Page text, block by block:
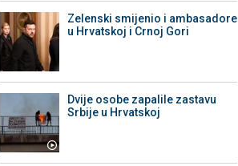
Zelenski smijenio i ambasadore
u Hrvatskoj i Crnoj Gori
Dvije osobe zapalile zastavu
Srbije u Hrvatskoj